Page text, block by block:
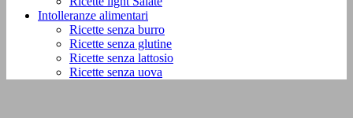
Intolleranze alimentari
Ricette senza burro
Ricette senza glutine
Ricette senza lattosio
Ricette senza uova